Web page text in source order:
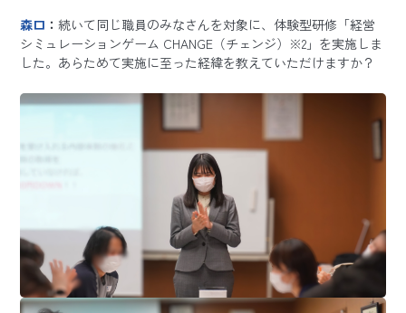
森口 ：続いて同じ職員のみなさんを対象に、体験型研修「経営
シミュレーションゲーム CHANGE（チェンジ）※2」を実施しま
した。あらためて実施に至った経緯を教えていただけますか？